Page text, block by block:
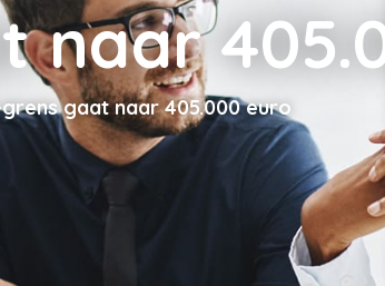
naar
grens gaat naar 405.000 euro